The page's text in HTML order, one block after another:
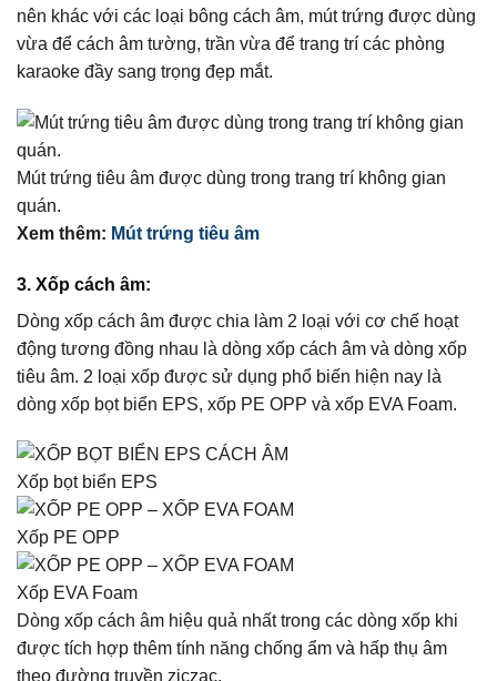
nên khác với các loại bông cách âm, mút trứng được dùng
vừa để cách âm tường, trần vừa để trang trí các phòng
karaoke đầy sang trọng đẹp mắt.
Mút trứng tiêu âm được dùng trong trang trí không gian
quán.
Xem thêm: Mút trứng tiêu âm
3. Xốp cách âm:
Dòng xốp cách âm được chia làm 2 loại với cơ chế hoạt
động tương đồng nhau là dòng xốp cách âm và dòng xốp
tiêu âm. 2 loại xốp được sử dụng phổ biến hiện nay là
dòng xốp bọt biển EPS, xốp PE OPP và xốp EVA Foam.
Xốp bọt biển EPS
Xốp PE OPP
Xốp EVA Foam
Dòng xốp cách âm hiệu quả nhất trong các dòng xốp khi
được tích hợp thêm tính năng chống ẩm và hấp thụ âm
theo đường truyền ziczac.